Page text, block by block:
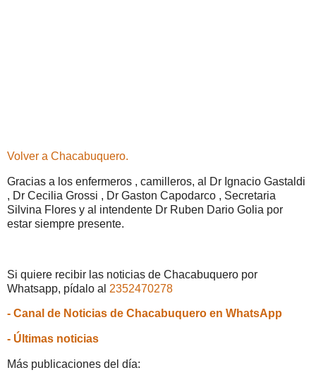
Volver a Chacabuquero.
Gracias a los enfermeros , camilleros, al Dr Ignacio Gastaldi
, Dr Cecilia Grossi , Dr Gaston Capodarco , Secretaria
Silvina Flores y al intendente Dr Ruben Dario Golia por
estar siempre presente.
Si quiere recibir las noticias de Chacabuquero por
Whatsapp, pídalo al 2352470278
- Canal de Noticias de Chacabuquero en WhatsApp
- Últimas noticias
Más publicaciones del día: